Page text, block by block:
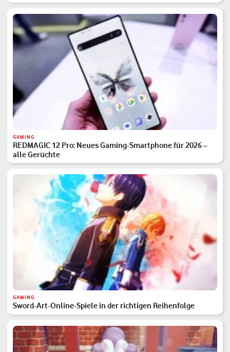
GAMING
REDMAGIC 12 Pro: Neues Gaming-Smartphone für 2026 –
alle Gerüchte
GAMING
Sword-Art-Online-Spiele in der richtigen Reihenfolge